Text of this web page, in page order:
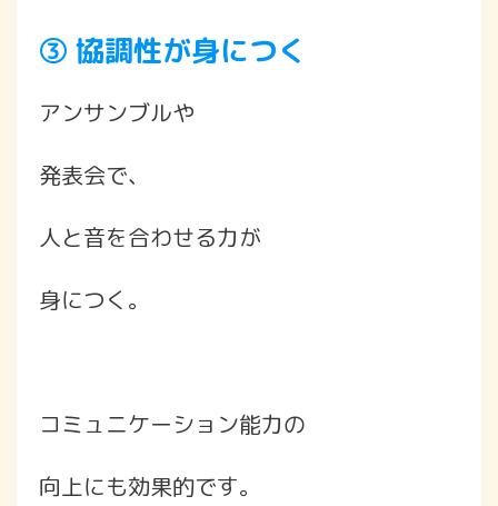
③ 協調性が身につく
アンサンブルや
発表会で、
人と音を合わせる力が
身につく。
コミュニケーション能力の
向上にも効果的です。